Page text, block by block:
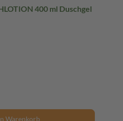
400 ml Duschgel
Warenkorb